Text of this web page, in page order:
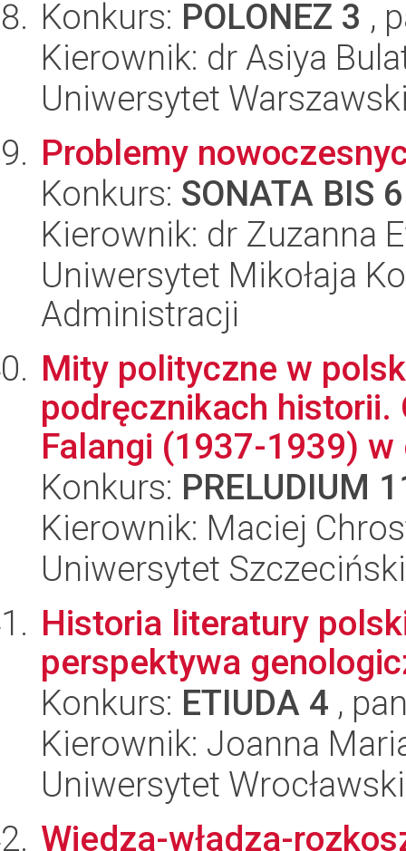
Konkurs: POLONEZ 3 ,
Kierownik: dr Asiya
Uniwersytet
Problemy
Konkurs: SONATA BIS 6
Kierownik: dr Zuzanna
Uniwersytet Mikołaja
Administracji
Mity polityczne w
podręcznikach historii.
Falangi (1937-1939)
Konkurs: PRELUDIUM
Kierownik: Maciej
Uniwersytet
Historia literatury
perspektywa
Konkurs: ETIUDA 4 ,
Kierownik: Joanna
Uniwersytet
Wiedza-władza-